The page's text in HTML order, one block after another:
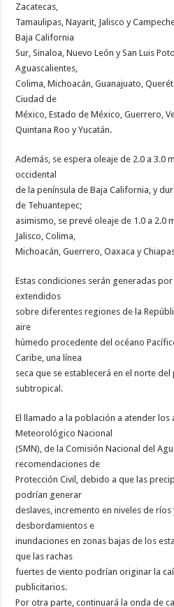
Zacatecas,
Tamaulipas, Nayarit, Jalisco y
Baja California
Sur, Sinaloa, Nuevo León y San Luis
Aguascalientes,
Colima, Michoacán, Guanajuato,
Ciudad de
México, Estado de México, Guerrero,
Quintana Roo y Yucatán.
Además, se espera oleaje de 2.0 a 3.0
occidental
de la península de Baja California, y
de Tehuantepec;
asimismo, se prevé oleaje de 1.0 a 2.0
Jalisco, Colima,
Michoacán, Guerrero, Oaxaca y
Estas condiciones serán generadas
extendidos
sobre diferentes regiones de la
aire
húmedo procedente del océano
Caribe, una línea
seca que se establecerá en el norte
subtropical.
El llamado a la población a atender los
Meteorológico Nacional
(SMN), de la Comisión Nacional del
recomendaciones de
Protección Civil, debido a que las
podrían generar
deslaves, incremento en niveles de
desbordamientos e
inundaciones en zonas bajas de los
que las rachas
fuertes de viento podrían originar la
publicitarios.
Por otra parte, continuará la onda de